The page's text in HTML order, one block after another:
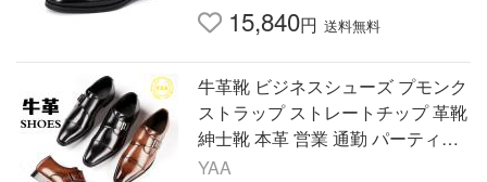
15,840円 送料無料
牛革靴 ビジネスシューズ プモンク
ストラップ ストレートチップ 革靴
紳士靴 本革 営業 通勤 パーティー
結婚式 メンズ 父の日
YAA